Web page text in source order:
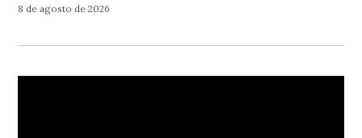
8 de agosto de 2026